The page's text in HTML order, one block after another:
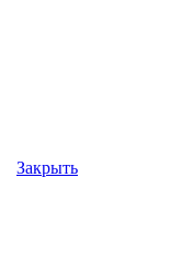
Закрыть